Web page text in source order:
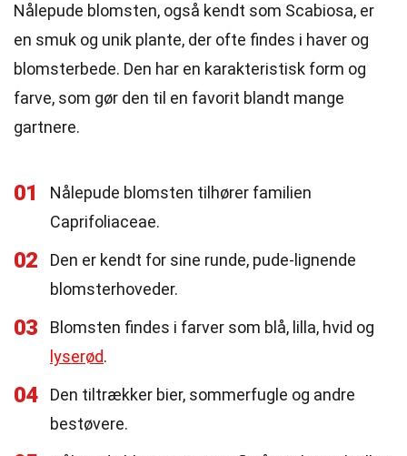
Nålepude blomsten, også kendt som Scabiosa, er
en smuk og unik plante, der ofte findes i haver og
blomsterbede. Den har en karakteristisk form og
farve, som gør den til en favorit blandt mange
gartnere.
01
Nålepude blomsten tilhører familien
Caprifoliaceae.
02
Den er kendt for sine runde, pude-lignende
blomsterhoveder.
03
Blomsten findes i farver som blå, lilla, hvid og
lyserød.
04
Den tiltrækker bier, sommerfugle og andre
bestøvere.